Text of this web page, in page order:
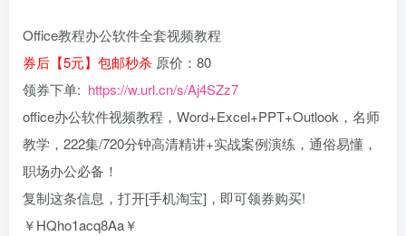
Office教程办公软件全套视频教程
券后【5元】包邮秒杀 原价：80
领券下单: https://w.url.cn/s/Aj4SZz7
office办公软件视频教程，Word+Excel+PPT+Outlook，名师
教学，222集/720分钟高清精讲+实战案例演练，通俗易懂，
职场办公必备！
复制这条信息，打开[手机淘宝]，即可领券购买!
￥HQho1acq8Aa￥